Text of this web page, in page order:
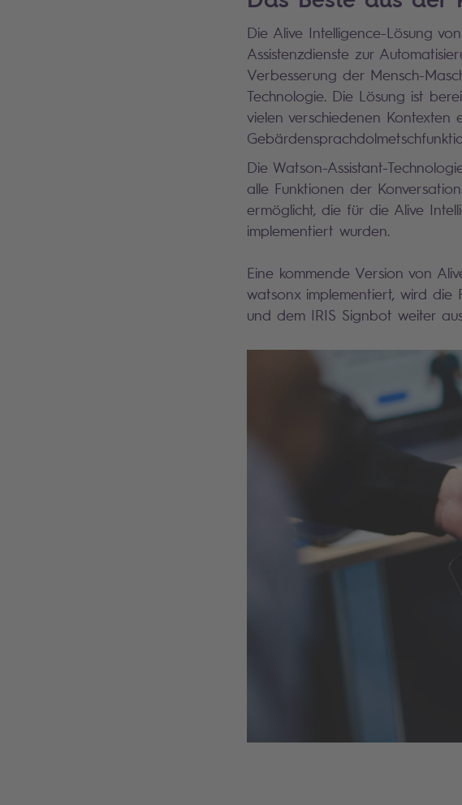
Die Alive Intelligence-Lösung
Assistenzdienste zur
Verbesserung der Mensch-
Technologie. Die Lösung ist
vielen verschiedenen Kontexten
Die Watson-Assistant-
alle Funktionen der
ermöglicht, die für die Alive
implementiert wurden.
Eine kommende Version von
watsonx implementiert, wird die
und dem IRIS Signbot weiter